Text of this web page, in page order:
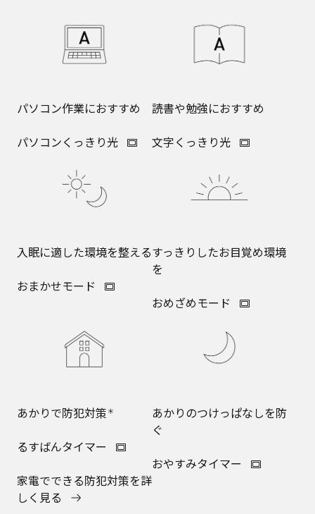
パソコン作業におすすめ
パソコンくっきり光
読書や勉強におすすめ
文字くっきり光
入眠に適した環境を整える
おまかせモード
すっきりしたお目覚め環境
を
おめざめモード
あかりで防犯対策 ＊
るすばんタイマー
家電でできる防犯対策を詳
しく見る
あかりのつけっぱなしを防
ぐ
おやすみタイマー